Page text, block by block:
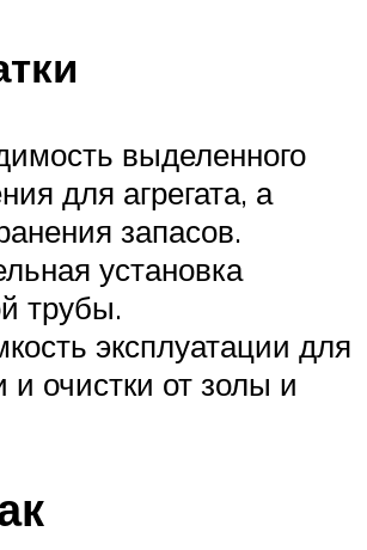
выделенного
для агрегата, а
запасов.
установка
трубы.
эксплуатации для
и очистки от золы и